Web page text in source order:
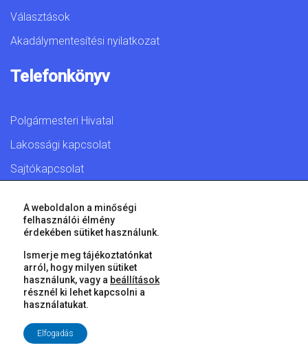
Választások
Akadálymentesítési nyilatkozat
Telefonkönyv
Polgármesteri Hivatal
Lakossági kapcsolat
Sajtókapcsolat
© 2026 Győr Megyei Jogú Város • Minden jog fenntartva!
A weboldalon a minőségi
felhasználói élmény
érdekében sütiket használunk.
Ismerje meg tájékoztatónkat
arról, hogy milyen sütiket
használunk, vagy a beállítások
résznél ki lehet kapcsolni a
használatukat.
Elfogadás